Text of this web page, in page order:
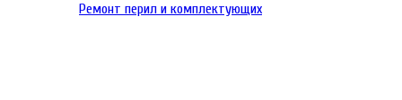
Ремонт перил и комплектующих